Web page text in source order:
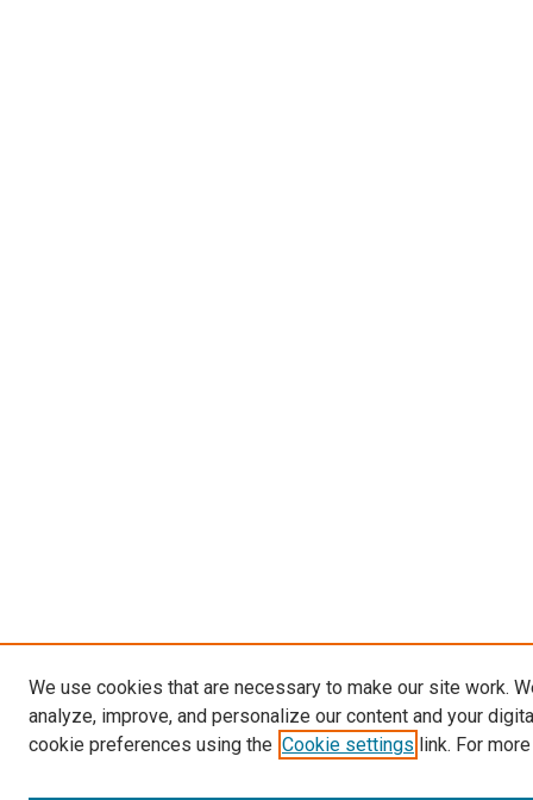
We use cookies that are necessary to make our site work.
analyze, improve, and personalize our content and your
cookie preferences using the Cookie settings link. For